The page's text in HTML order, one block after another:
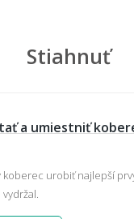
Stiahnuť
a umiestniť
koberec urobiť najlepší